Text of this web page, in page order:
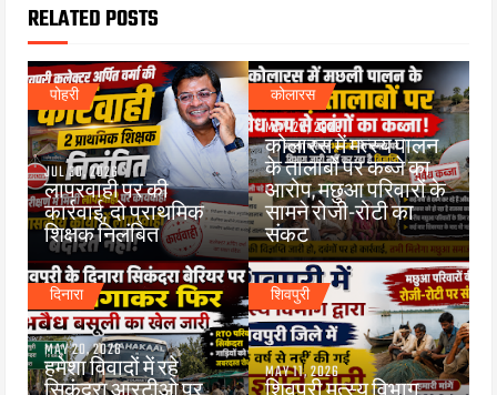
RELATED POSTS
पोहरी
JUL 30, 2026
लापरवाही पर की
कार्रवाई, दो प्राथमिक
शिक्षक निलंबित
कोलारस
MAY 26, 2026
कोलारस में मत्स्य पालन
के तालाबों पर कब्जे का
आरोप, मछुआ परिवारों के
सामने रोजी-रोटी का
संकट
दिनारा
MAY 20, 2026
हमेशा विवादों में रहे
शिवपुरी
MAY 11, 2026